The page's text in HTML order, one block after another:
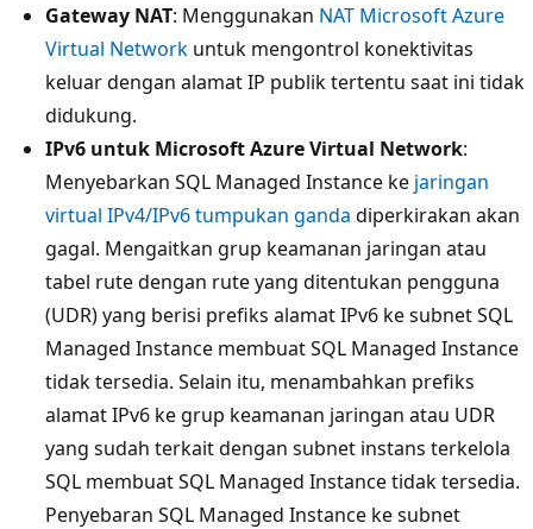
Gateway NAT: Menggunakan NAT Microsoft Azure
Virtual Network untuk mengontrol konektivitas
keluar dengan alamat IP publik tertentu saat ini tidak
didukung.
IPv6 untuk Microsoft Azure Virtual Network:
Menyebarkan SQL Managed Instance ke jaringan
virtual IPv4/IPv6 tumpukan ganda diperkirakan akan
gagal. Mengaitkan grup keamanan jaringan atau
tabel rute dengan rute yang ditentukan pengguna
(UDR) yang berisi prefiks alamat IPv6 ke subnet SQL
Managed Instance membuat SQL Managed Instance
tidak tersedia. Selain itu, menambahkan prefiks
alamat IPv6 ke grup keamanan jaringan atau UDR
yang sudah terkait dengan subnet instans terkelola
SQL membuat SQL Managed Instance tidak tersedia.
Penyebaran SQL Managed Instance ke subnet